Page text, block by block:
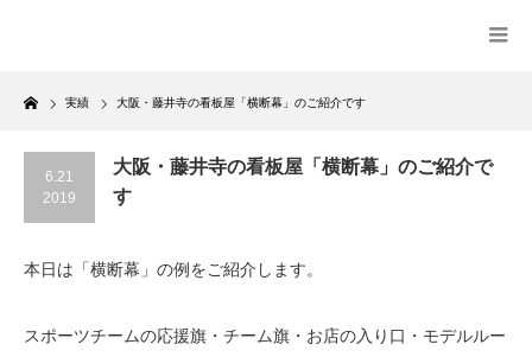
Home
実績 大阪・藤井寺の看板屋「横断幕」のご紹介です
6.21
2019
大阪・藤井寺の看板屋「横断幕」のご紹介で
す
本日は「横断幕」の例をご紹介します。
スポーツチームの応援旗・チーム旗・お店の入り口・モデルルー